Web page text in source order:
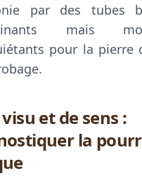
par des tubes
mais
pour la pierre
et de sens :
la